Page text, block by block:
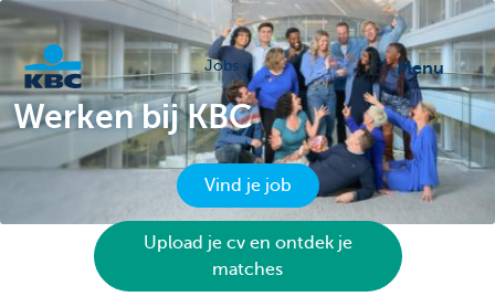
KBC
Jobs menu
Werken bij KBC
Vind je job
Upload je cv en ontdek je
matches